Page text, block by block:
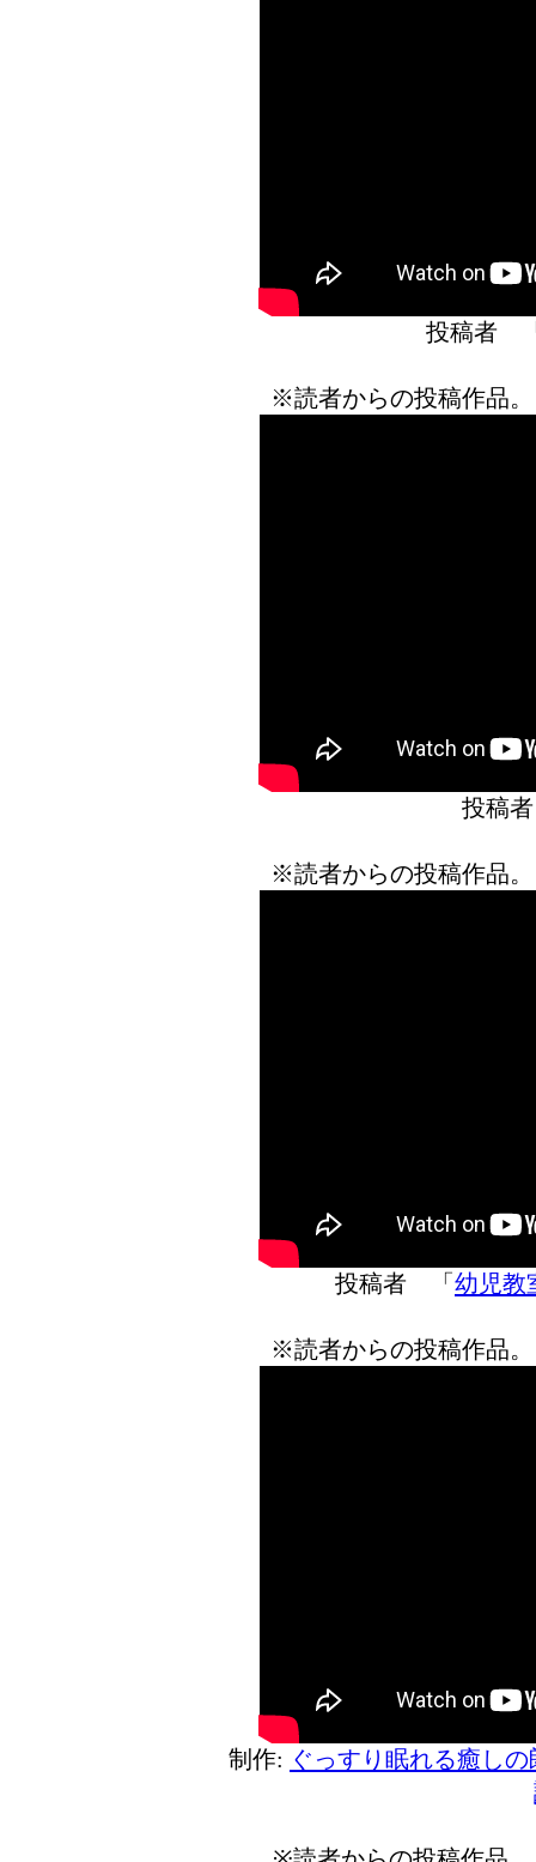
投稿者
※読者からの投稿作品
投稿
※読者からの投稿作品
投稿者 「 幼児教
※読者からの投稿作品
制作: ぐっすり眠れる癒し